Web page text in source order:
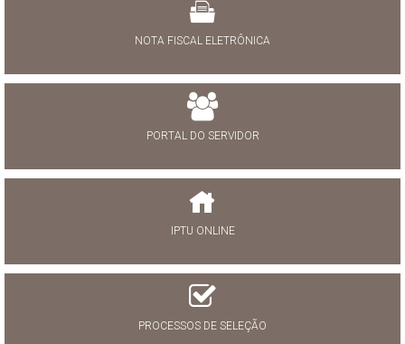
NOTA FISCAL ELETRÔNICA
PORTAL DO SERVIDOR
IPTU ONLINE
PROCESSOS DE SELEÇÃO